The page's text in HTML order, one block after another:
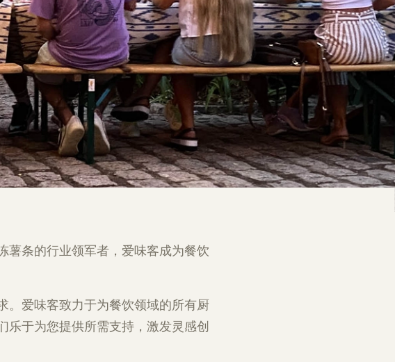
薯条的行业领军者，爱味客成为餐饮
。爱味客致力于为餐饮领域的所有厨
乐于为您提供所需支持，激发灵感创